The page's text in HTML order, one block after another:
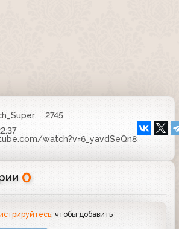
2745
watch?v=6_yavdSeQn8
0
, чтобы добавить